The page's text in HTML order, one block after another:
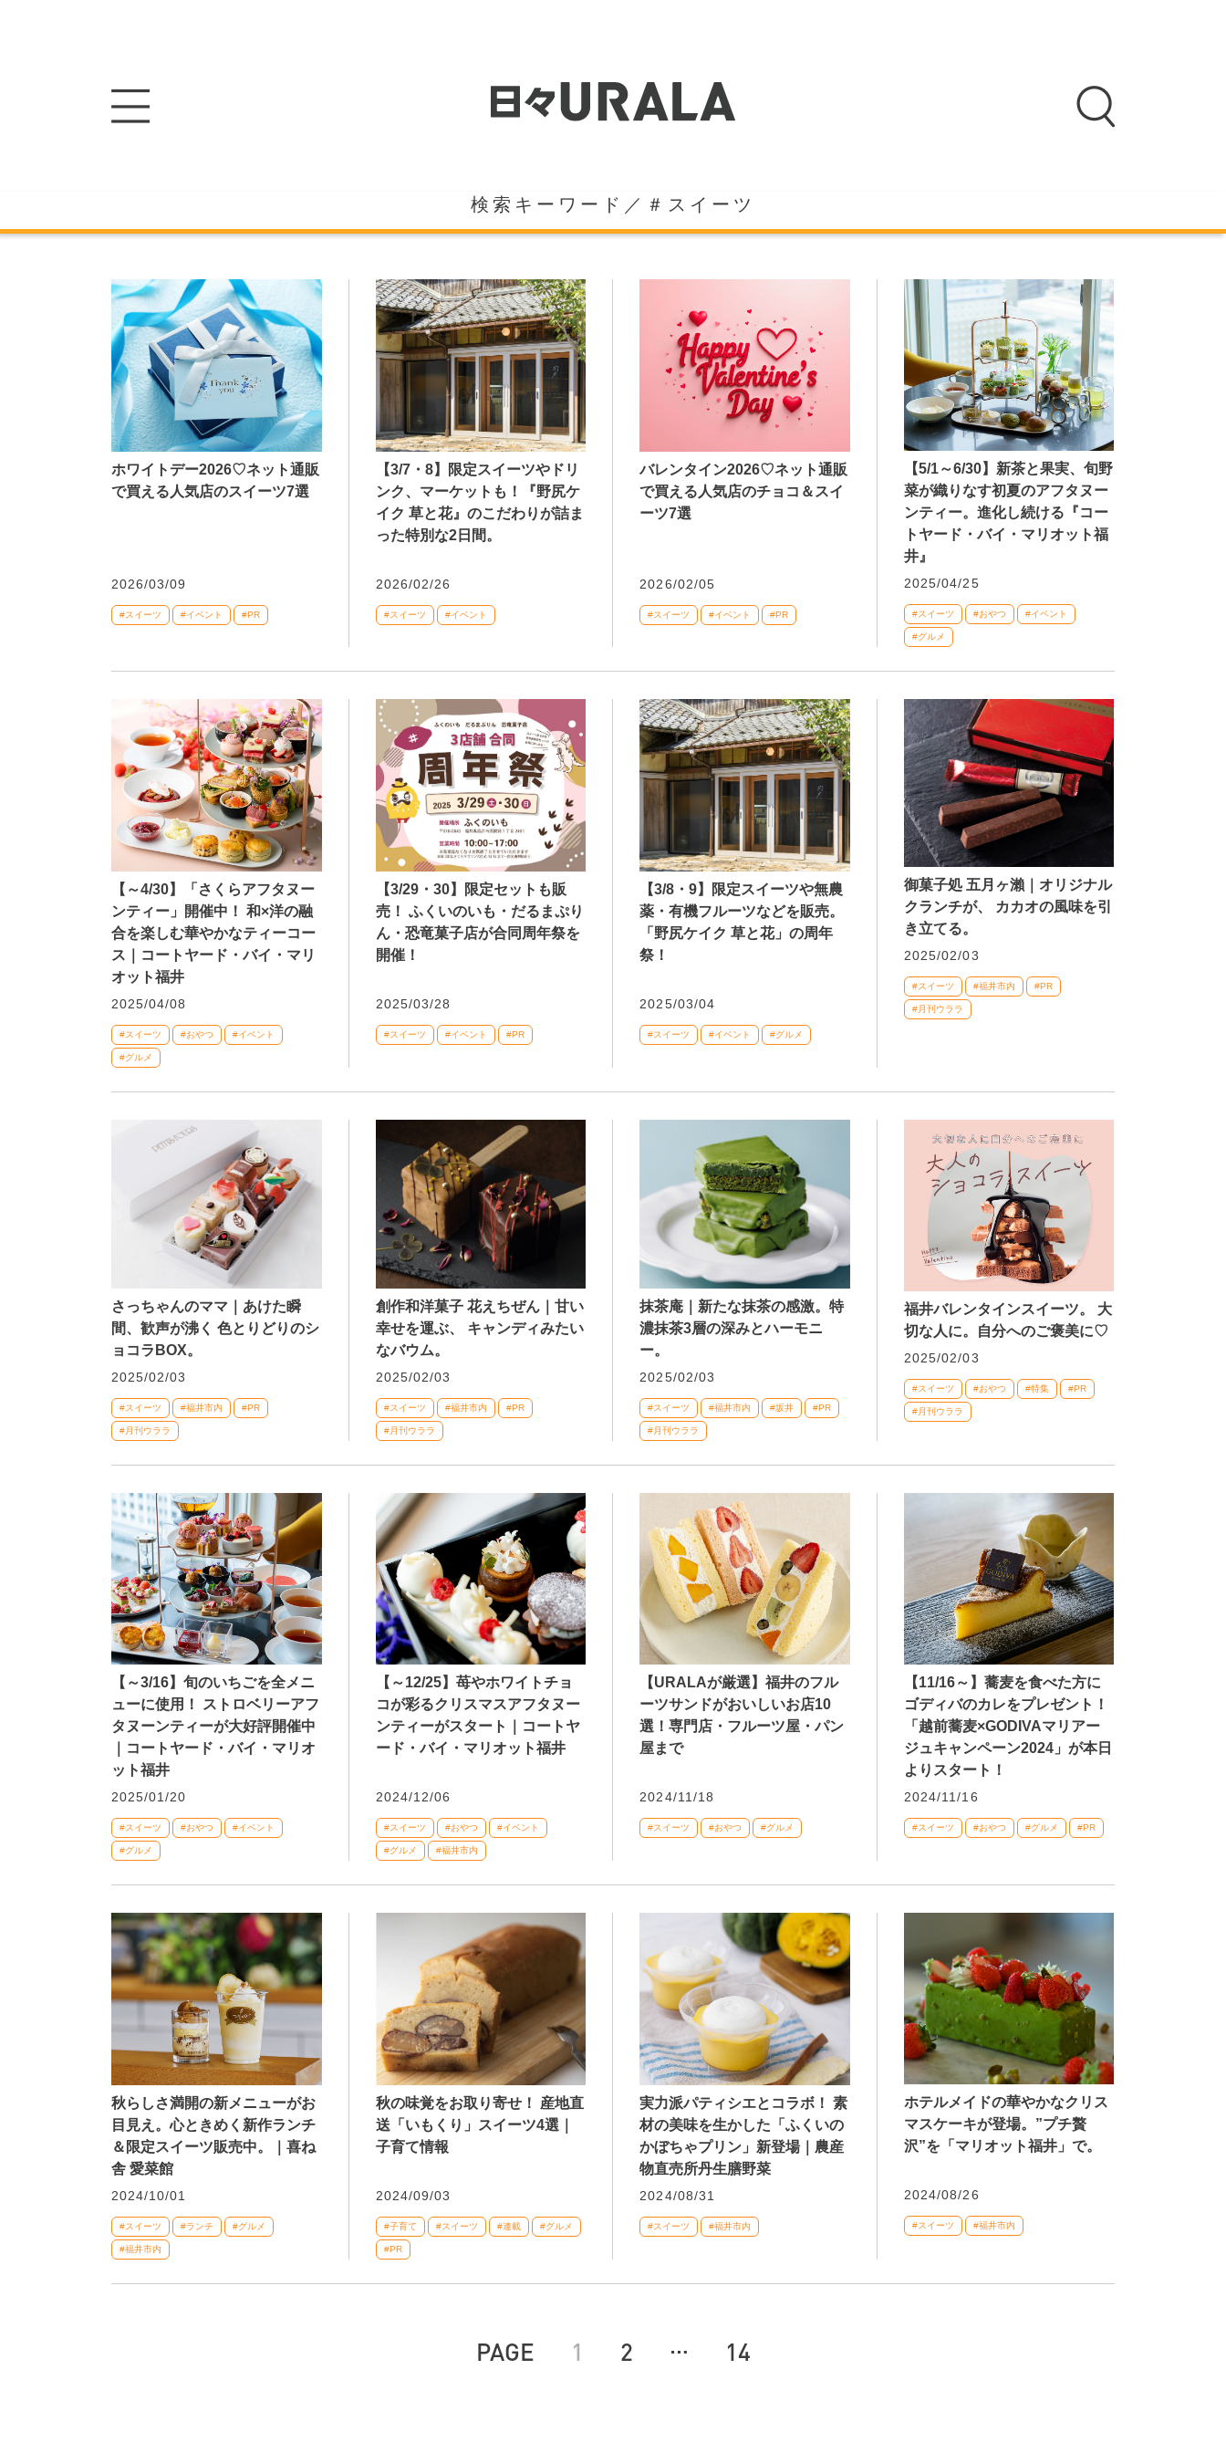
検索キーワード／＃スイーツ
ホワイトデー2026♡ネット通販
で買える人気店のスイーツ7選
2026/03/09
#スイーツ #イベント #PR
【3/7・8】限定スイーツやドリ
ンク、マーケットも！『野尻ケ
イク 草と花』のこだわりが詰ま
った特別な2日間。
2026/02/26
#スイーツ #イベント
バレンタイン2026♡ネット通販
で買える人気店のチョコ＆スイ
ーツ7選
2026/02/05
#スイーツ #イベント #PR
【5/1～6/30】新茶と果実、旬野
菜が織りなす初夏のアフタヌー
ンティー。進化し続ける『コー
トヤード・バイ・マリオット福
井』
2025/04/25
#スイーツ #おやつ #イベント
#グルメ
【～4/30】「さくらアフタヌー
ンティー」開催中！ 和×洋の融
合を楽しむ華やかなティーコー
ス｜コートヤード・バイ・マリ
オット福井
2025/04/08
#スイーツ #おやつ #イベント
#グルメ
【3/29・30】限定セットも販
売！ ふくいのいも・だるまぷり
ん・恐竜菓子店が合同周年祭を
開催！
2025/03/28
#スイーツ #イベント #PR
【3/8・9】限定スイーツや無農
薬・有機フルーツなどを販売。
「野尻ケイク 草と花」の周年
祭！
2025/03/04
#スイーツ #イベント #グルメ
御菓子処 五月ヶ瀨｜オリジナル
クランチが、 カカオの風味を引
き立てる。
2025/02/03
#スイーツ #福井市内 #PR
#月刊ウララ
さっちゃんのママ｜あけた瞬
間、歓声が沸く 色とりどりのシ
ョコラBOX。
2025/02/03
#スイーツ #福井市内 #PR
#月刊ウララ
創作和洋菓子 花えちぜん｜甘い
幸せを運ぶ、 キャンディみたい
なバウム。
2025/02/03
#スイーツ #福井市内 #PR
#月刊ウララ
抹茶庵｜新たな抹茶の感激。特
濃抹茶3層の深みとハーモニ
ー。
2025/02/03
#スイーツ #福井市内 #坂井 #PR
#月刊ウララ
福井バレンタインスイーツ。 大
切な人に。自分へのご褒美に♡
2025/02/03
#スイーツ #おやつ #特集 #PR
#月刊ウララ
【～3/16】旬のいちごを全メニ
ューに使用！ ストロベリーアフ
タヌーンティーが大好評開催中
｜コートヤード・バイ・マリオ
ット福井
2025/01/20
#スイーツ #おやつ #イベント
#グルメ
【～12/25】苺やホワイトチョ
コが彩るクリスマスアフタヌー
ンティーがスタート｜コートヤ
ード・バイ・マリオット福井
2024/12/06
#スイーツ #おやつ #イベント
#グルメ #福井市内
【URALAが厳選】福井のフル
ーツサンドがおいしいお店10
選！専門店・フルーツ屋・パン
屋まで
2024/11/18
#スイーツ #おやつ #グルメ
【11/16～】蕎麦を食べた方に
ゴディバのカレをプレゼント！
「越前蕎麦×GODIVAマリアー
ジュキャンペーン2024」が本日
よりスタート！
2024/11/16
#スイーツ #おやつ #グルメ #PR
秋らしさ満開の新メニューがお
目見え。心ときめく新作ランチ
＆限定スイーツ販売中。｜喜ね
舎 愛菜館
2024/10/01
#スイーツ #ランチ #グルメ
#福井市内
秋の味覚をお取り寄せ！ 産地直
送「いもくり」スイーツ4選｜
子育て情報
2024/09/03
#子育て #スイーツ #連載 #グルメ
#PR
実力派パティシエとコラボ！ 素
材の美味を生かした「ふくいの
かぼちゃプリン」新登場｜農産
物直売所丹生膳野菜
2024/08/31
#スイーツ #福井市内
ホテルメイドの華やかなクリス
マスケーキが登場。”プチ贅
沢”を「マリオット福井」で。
2024/08/26
#スイーツ #福井市内
PAGE 1 2 … 14